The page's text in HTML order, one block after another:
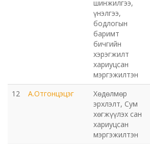
Орхон аймаг дахь Захиргааны
Орхон аймаг дахь Сум дундын
Хүүхэд залуучуудын театр
Цэцэрлэгжүүлэлт ногоон
шинжилгээ,
үнэлгээ,
бодлогын
баримт
бичгийн
хэрэгжилт
хариуцсан
мэргэжилтэн
12
А.Отгонцэцэг
Хөдөлмөр
эрхлэлт, Сум
хөгжүүлэх сан
хариуцсан
мэргэжилтэн